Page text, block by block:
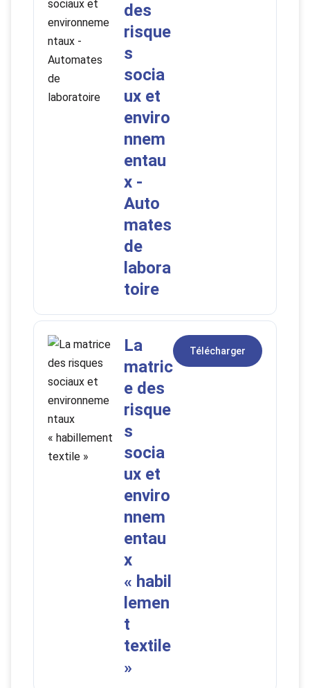
des
risque
s
socia
ux et
enviro
nnem
entau
x -
Auto
mates
de
labora
toire
La
matric
e des
risque
s
socia
ux et
enviro
nnem
entau
x
« habil
lemen
t
textile
»
Télécharger